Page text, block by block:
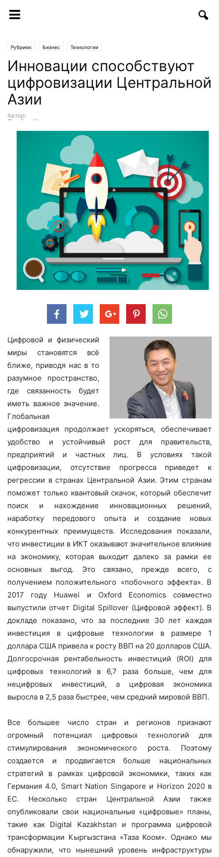
Рубрики: Бизнес Технологии
Инновации способствуют
цифровизации Центральной
Азии
Автор:
Джеймс Чен
Цифровой и физический
миры становятся всё
ближе, приводя нас в то
разумное пространство,
где связанность будет
иметь важное значение.
Глобальная
цифровизация продолжает ускоряться, обеспечивает
удобство и устойчивый рост для правительств,
предприятий и частных лиц. В условиях такой
цифровизации, отсутствие прогресса приведет к
регрессии в странах Центральной Азии. Этим странам
поможет только квантовый скачок, который обеспечит
поиск и нахождение инновационных решений,
наработку передового опыта и создание новых
конкурентных преимуществ. Исследования показали,
что инвестиции в ИКТ оказывают значительное влияние
на экономику, которая выходит далеко за рамки ее
основных выгод. Это связано, прежде всего, с
получением положительного «побочного эффекта». В
2017 году Huawei и Oxford Economics совместно
выпустили отчет Digital Spillover (Цифровой эффект). В
докладе показано, что за последние 30 лет каждая
инвестиция в цифровые технологии в размере 1
доллара США привела к росту ВВП на 20 долларов США.
Долгосрочная рентабельность инвестиций (ROI) для
цифровых технологий в 6,7 раза больше, чем для
нецифровых инвестиций, а цифровая экономика
выросла в 2,5 раза быстрее, чем средний мировой ВВП.
Все большее число стран и регионов признают
огромный потенциал цифровых технологий для
стимулирования экономического роста. Поэтому
создается и продвигается больше национальных
стратегий в рамках цифровой экономики, таких как
Германия 4.0, Smart Nation Singapore и Horizon 2020 в
ЕС. Несколько стран Центральной Азии также
опубликовали свои национальные «цифровые» планы,
такие как Digital Kazakhstan и программа цифровой
трансформации Кыргызстана «Таза Коом». Однако мы
обнаружили, что нынешний уровень инфраструктуры